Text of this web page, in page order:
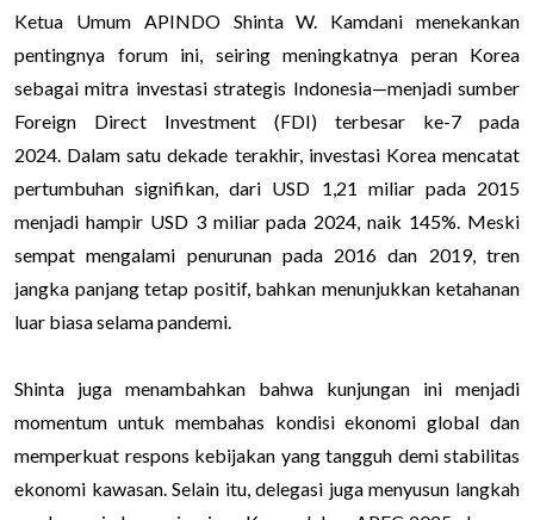
Ketua Umum APINDO Shinta W. Kamdani menekankan
pentingnya forum ini, seiring meningkatnya peran Korea
sebagai mitra investasi strategis Indonesia—menjadi sumber
Foreign Direct Investment (FDI) terbesar ke-7 pada
2024. Dalam satu dekade terakhir, investasi Korea mencatat
pertumbuhan signifikan, dari USD 1,21 miliar pada 2015
menjadi hampir USD 3 miliar pada 2024, naik 145%. Meski
sempat mengalami penurunan pada 2016 dan 2019, tren
jangka panjang tetap positif, bahkan menunjukkan ketahanan
luar biasa selama pandemi.
Shinta juga menambahkan bahwa kunjungan ini menjadi
momentum untuk membahas kondisi ekonomi global dan
memperkuat respons kebijakan yang tangguh demi stabilitas
ekonomi kawasan. Selain itu, delegasi juga menyusun langkah